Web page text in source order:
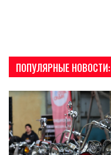
ПОПУЛЯРНЫЕ НОВОСТИ: